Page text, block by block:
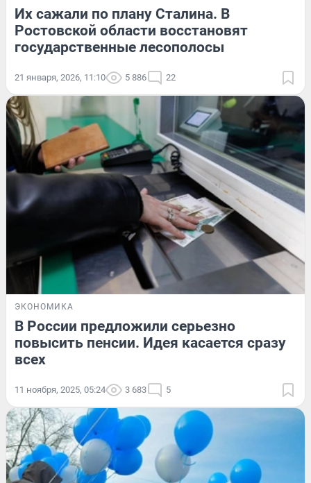
Их сажали по плану Сталина. В
Ростовской области восстановят
государственные лесополосы
21 января, 2026, 11:10 5 886 22
ЭКОНОМИКА
В России предложили серьезно
повысить пенсии. Идея касается сразу
всех
11 ноября, 2025, 05:24 3 683 5